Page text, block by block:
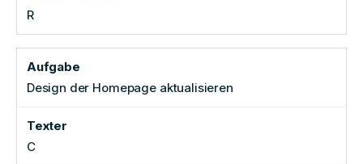
R
Design der Homepage aktualisieren
C